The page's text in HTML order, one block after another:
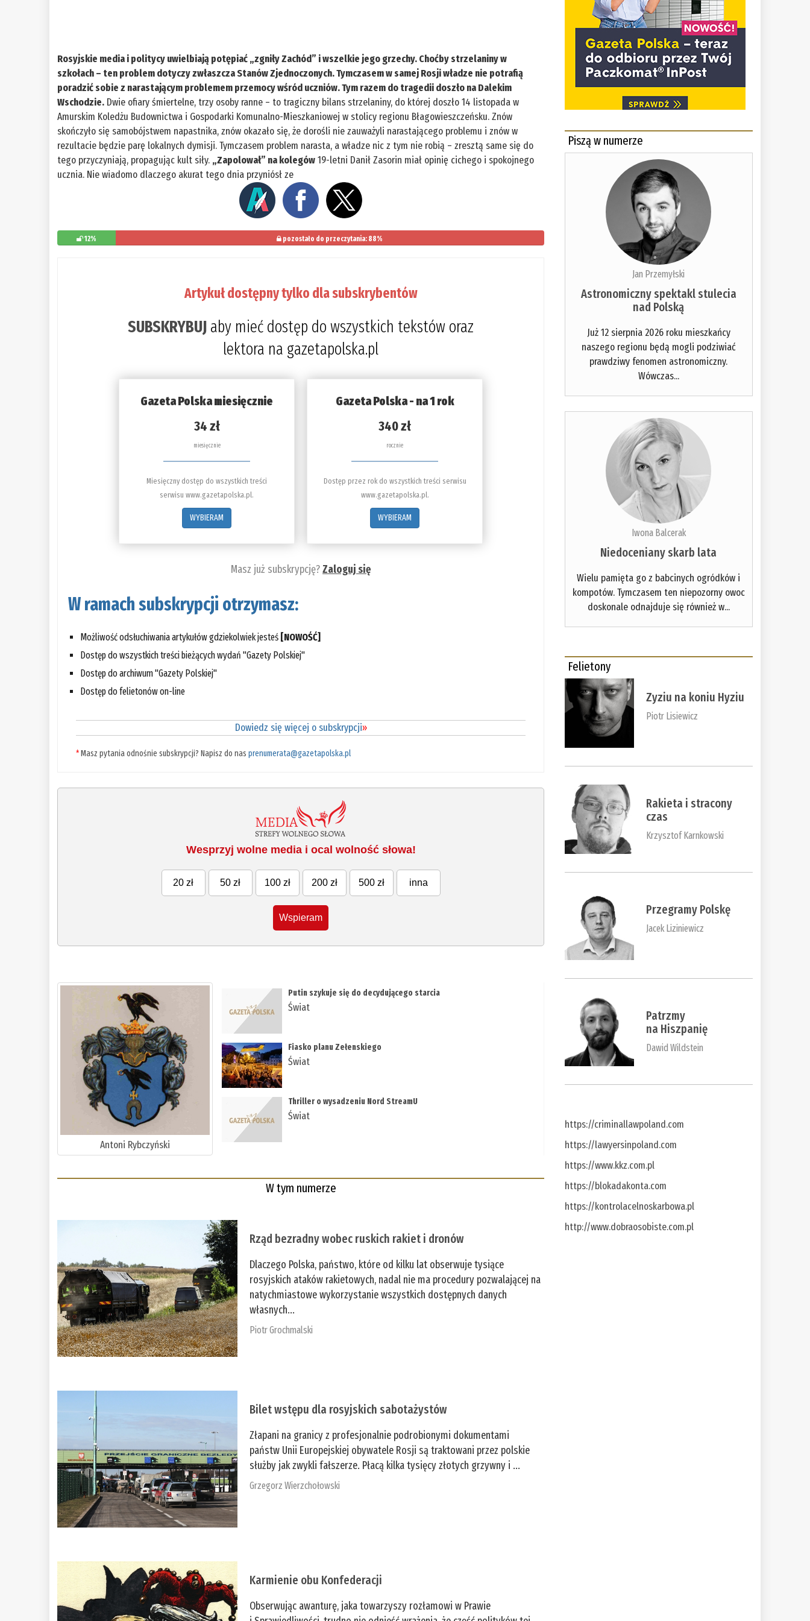
Rosyjskie media i politycy uwielbiają potępiać „zgniły Zachód” i wszelkie jego grzechy. Choćby strzelaniny w
szkołach – ten problem dotyczy zwłaszcza Stanów Zjednoczonych. Tymczasem w samej Rosji władze nie potrafią
poradzić sobie z narastającym problemem przemocy wśród uczniów. Tym razem do tragedii doszło na Dalekim
Wschodzie. Dwie ofiary śmiertelne, trzy osoby ranne – to tragiczny bilans strzelaniny, do której doszło 14 listopada w
Amurskim Koledżu Budownictwa i Gospodarki Komunalno-Mieszkaniowej w stolicy regionu Błagowieszczeńsku. Znów
skończyło się samobójstwem napastnika, znów okazało się, że dorośli nie zauważyli narastającego problemu i znów w
rezultacie będzie parę lokalnych dymisji. Tymczasem problem narasta, a władze nic z tym nie robią – zresztą same się do
tego przyczyniają, propagując kult siły. „Zapolował” na kolegów19-letni Danił Zasorin miał opinię cichego i spokojnego
ucznia. Nie wiadomo dlaczego akurat tego dnia przyniósł ze
12% pozostało do przeczytania: 88%
Artykuł dostępny tylko dla subskrybentów
SUBSKRYBUJ aby mieć dostęp do wszystkich tekstów oraz
lektora na gazetapolska.pl
Gazeta Polska miesięcznie
34 zł
miesięcznie
Miesięczny dostęp do wszystkich treści
serwisu www.gazetapolska.pl.
WYBIERAM
Gazeta Polska - na 1 rok
340 zł
rocznie
Dostęp przez rok do wszystkich treści serwisu
www.gazetapolska.pl.
WYBIERAM
Masz już subskrypcję?Zaloguj się
W ramach subskrypcji otrzymasz:
Możliwość odsłuchiwania artykułów gdziekolwiek jesteś [NOWOŚĆ]
Dostęp do wszystkich treści bieżących wydań "Gazety Polskiej"
Dostęp do archiwum "Gazety Polskiej"
Dostęp do felietonów on-line
Dowiedz się więcej o subskrypcji»
*Masz pytania odnośnie subskrypcji? Napisz do nasprenumerata@gazetapolska.pl
Wesprzyj wolne media i ocal wolność słowa!
20 zł 50 zł 100 zł 200 zł 500 zł inna
Wspieram
Antoni Rybczyński
Putin szykuje się do decydującego starcia
Świat
Fiasko planu Zełenskiego
Świat
Thriller o wysadzeniu Nord StreamU
Świat
W tym numerze
Rząd bezradny wobec ruskich rakiet i dronów
Dlaczego Polska, państwo, które od kilku lat obserwuje tysiące
rosyjskich ataków rakietowych, nadal nie ma procedury pozwalającej na
natychmiastowe wykorzystanie wszystkich dostępnych danych
własnych...
Piotr Grochmalski
Bilet wstępu dla rosyjskich sabotażystów
Złapani na granicy z profesjonalnie podrobionymi dokumentami
państw Unii Europejskiej obywatele Rosji są traktowani przez polskie
służby jak zwykli fałszerze. Płacą kilka tysięcy złotych grzywny i ...
Grzegorz Wierzchołowski
Karmienie obu Konfederacji
Obserwując awanturę, jaka towarzyszy rozłamowi w Prawie
Piszą w numerze
Jan Przemyłski
Astronomiczny spektakl stulecia
nad Polską
Już 12 sierpnia 2026 roku mieszkańcy
naszego regionu będą mogli podziwiać
prawdziwy fenomen astronomiczny.
Wówczas...
Iwona Balcerak
Niedoceniany skarb lata
Wielu pamięta go z babcinych ogródków i
kompotów. Tymczasem ten niepozorny owoc
doskonale odnajduje się również w...
Felietony
Zyziu na koniu Hyziu
Piotr Lisiewicz
Rakieta i stracony
czas
Krzysztof Karnkowski
Przegramy Polskę
Jacek Liziniewicz
Patrzmy
na Hiszpanię
Dawid Wildstein
https://criminallawpoland.com
https://lawyersinpoland.com
https://www.kkz.com.pl
https://blokadakonta.com
https://kontrolacelnoskarbowa.pl
http://www.dobraosobiste.com.pl